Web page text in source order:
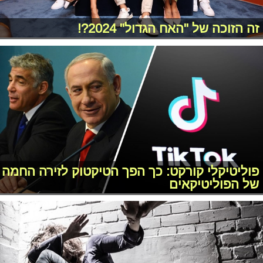
זה הזוכה של "האח הגדול" 2024?!
פוליטיקלי קורקט: כך הפך הטיקטוק לזירה החמה
של הפוליטיקאים